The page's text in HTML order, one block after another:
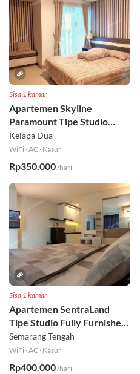
Sisa 1 kamar
Apartemen Skyline
Paramount Tipe Studio
Fully Furnished Lt 8
Kelapa Dua
WiFi ·AC · Kasur
Rp350.000/hari
Sisa 1 kamar
Apartemen SentraLand
Tipe Studio Fully Furnished
Lt 8
Semarang Tengah
WiFi ·AC · Kasur
Rp400.000/hari